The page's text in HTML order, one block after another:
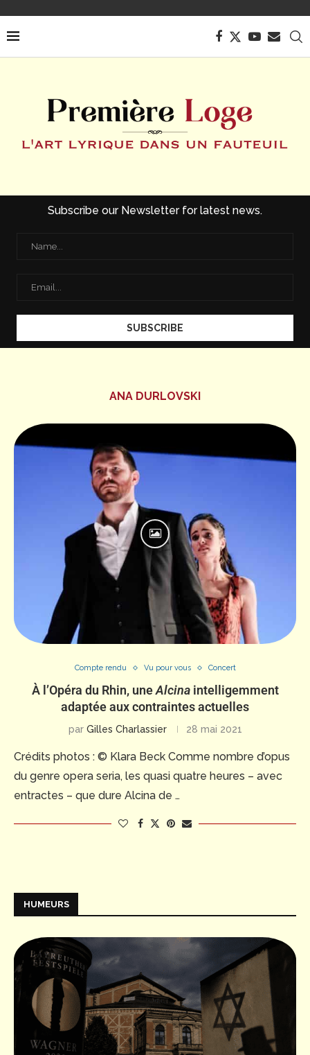
Subscribe our Newsletter for latest news.
ANA DURLOVSKI
Compte rendu Vu pour vous Concert
À l’Opéra du Rhin, uneAlcinaintelligemment
adaptée aux contraintes actuelles
par Gilles Charlassier 28 mai 2021
Crédits photos : © Klara Beck Comme nombre d’opus
du genre opera seria, les quasi quatre heures – avec
entractes – que dure Alcina de …
HUMEURS